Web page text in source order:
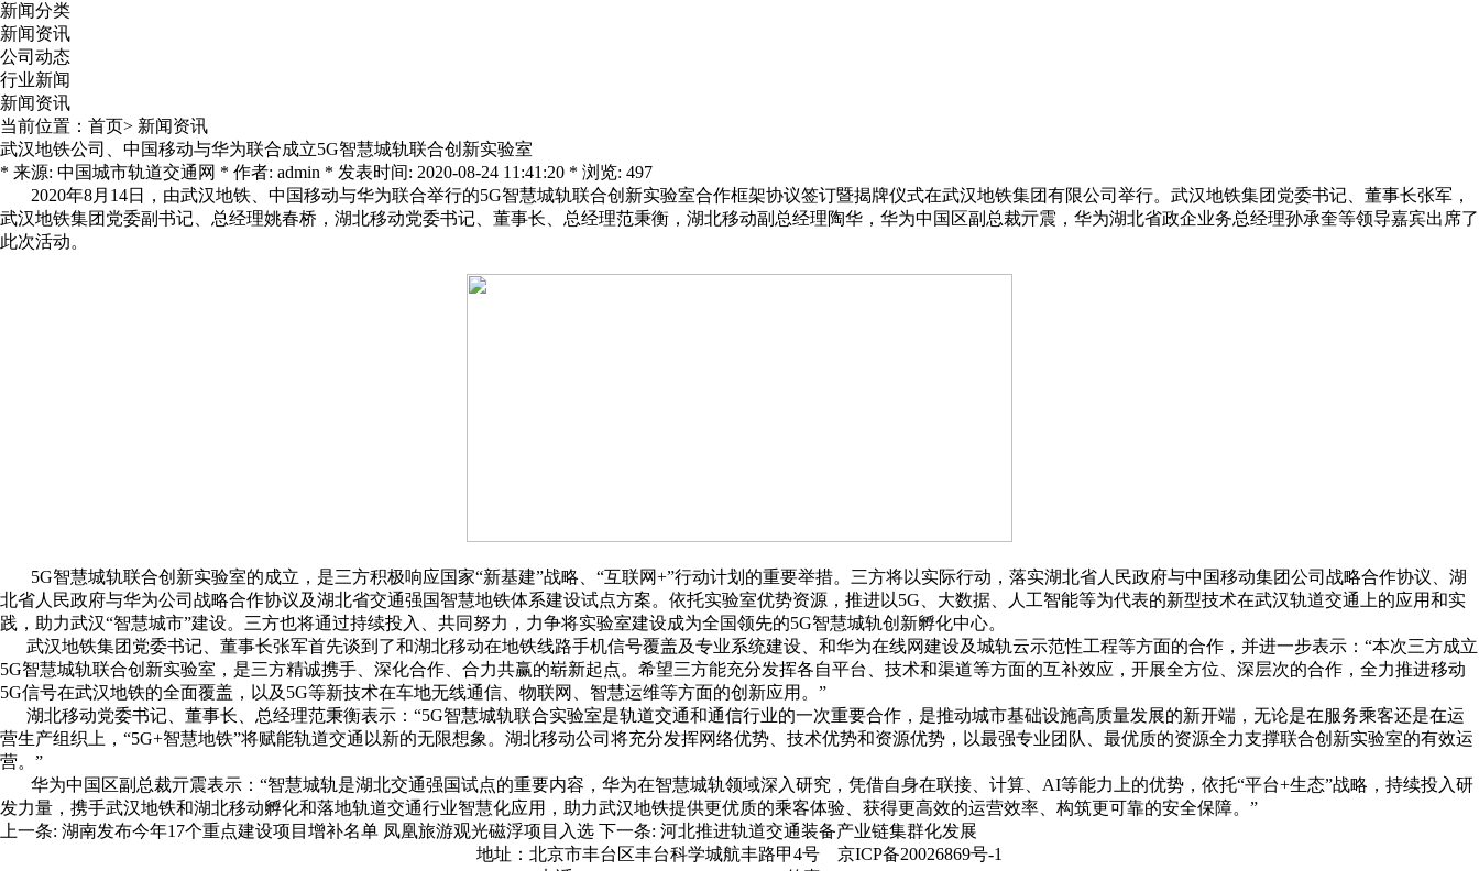
新闻分类
新闻资讯
公司动态
行业新闻
新闻资讯
当前位置： 首页> 新闻资讯
武汉地铁公司、中国移动与华为联合成立5G智慧城轨联合创新实验室
* 来源: 中国城市轨道交通网 * 作者: admin * 发表时间: 2020-08-24 11:41:20 * 浏览: 497
2020年8月14日，由武汉地铁、中国移动与华为联合举行的5G智慧城轨联合创新实验室合作框架协议签订暨揭牌仪式在武汉地铁集团有限公司举行。武汉地铁集团党委书记、董事长张军，
武汉地铁集团党委副书记、总经理姚春桥，湖北移动党委书记、董事长、总经理范秉衡，湖北移动副总经理陶华，华为中国区副总裁亓震，华为湖北省政企业务总经理孙承奎等领导嘉宾出席了
此次活动。
5G智慧城轨联合创新实验室的成立，是三方积极响应国家“新基建”战略、“互联网+”行动计划的重要举措。三方将以实际行动，落实湖北省人民政府与中国移动集团公司战略合作协议、湖
北省人民政府与华为公司战略合作协议及湖北省交通强国智慧地铁体系建设试点方案。依托实验室优势资源，推进以5G、大数据、人工智能等为代表的新型技术在武汉轨道交通上的应用和实
践，助力武汉“智慧城市”建设。三方也将通过持续投入、共同努力，力争将实验室建设成为全国领先的5G智慧城轨创新孵化中心。
武汉地铁集团党委书记、董事长张军首先谈到了和湖北移动在地铁线路手机信号覆盖及专业系统建设、和华为在线网建设及城轨云示范性工程等方面的合作，并进一步表示：“本次三方成立
5G智慧城轨联合创新实验室，是三方精诚携手、深化合作、合力共赢的崭新起点。希望三方能充分发挥各自平台、技术和渠道等方面的互补效应，开展全方位、深层次的合作，全力推进移动
5G信号在武汉地铁的全面覆盖，以及5G等新技术在车地无线通信、物联网、智慧运维等方面的创新应用。”
湖北移动党委书记、董事长、总经理范秉衡表示：“5G智慧城轨联合实验室是轨道交通和通信行业的一次重要合作，是推动城市基础设施高质量发展的新开端，无论是在服务乘客还是在运
营生产组织上，“5G+智慧地铁”将赋能轨道交通以新的无限想象。湖北移动公司将充分发挥网络优势、技术优势和资源优势，以最强专业团队、最优质的资源全力支撑联合创新实验室的有效运
营。”
华为中国区副总裁亓震表示：“智慧城轨是湖北交通强国试点的重要内容，华为在智慧城轨领域深入研究，凭借自身在联接、计算、AI等能力上的优势，依托“平台+生态”战略，持续投入研
发力量，携手武汉地铁和湖北移动孵化和落地轨道交通行业智慧化应用，助力武汉地铁提供更优质的乘客体验、获得更高效的运营效率、构筑更可靠的安全保障。”
上一条: 湖南发布今年17个重点建设项目增补名单 凤凰旅游观光磁浮项目入选 下一条: 河北推进轨道交通装备产业链集群化发展
地址：北京市丰台区丰台科学城航丰路甲4号 京ICP备20026869号-1